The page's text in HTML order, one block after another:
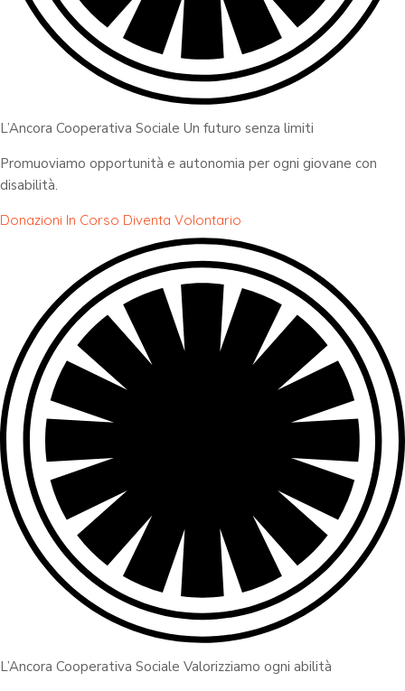
L’Ancora Cooperativa Sociale Un futuro senza limiti
Promuoviamo opportunità e autonomia per ogni giovane con
disabilità.
Donazioni In Corso Diventa Volontario
L’Ancora Cooperativa Sociale Valorizziamo ogni abilità